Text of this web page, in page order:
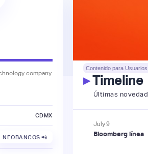
company
CDMX
NEOBANCOS 📲
Contenido para Usuarios
▸Timeline
Últimas
July9
Bloomberg línea